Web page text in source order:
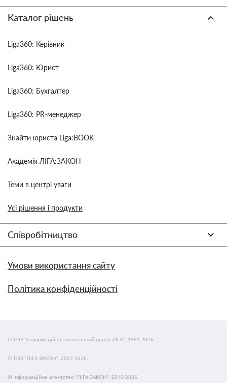
Каталог рішень
Liga360: Керівник
Liga360: Юрист
Liga360: Бухгалтер
Liga360: PR-менеджер
Знайти юриста Liga:BOOK
Академія ЛІГА:ЗАКОН
Теми в центрі уваги
Усі рішення і продукти
Співробітництво
Умови використання сайту
Політика конфіденційності
© ТОВ "інформаційно-аналітичний центр ЛІГА", 1991-2026.
© ТОВ "ЛІГА ЗАКОН", 2007-2026.
© Інформаційне агентство "ЛІГА:ЗАКОН", 2010-2026.